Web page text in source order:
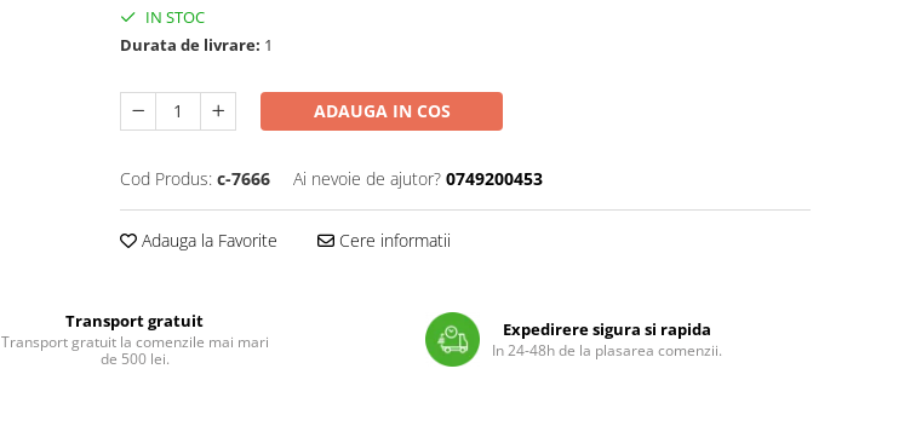
IN STOC
Durata de livrare: 1
ADAUGA IN COS
Cod Produs: c-7666 Ai nevoie de ajutor? 0749200453
Adauga la Favorite Cere informatii
Transport gratuit
Transport gratuit la comenzile mai mari
de 500 lei.
Expedirere sigura si rapida
In 24-48h de la plasarea comenzii.